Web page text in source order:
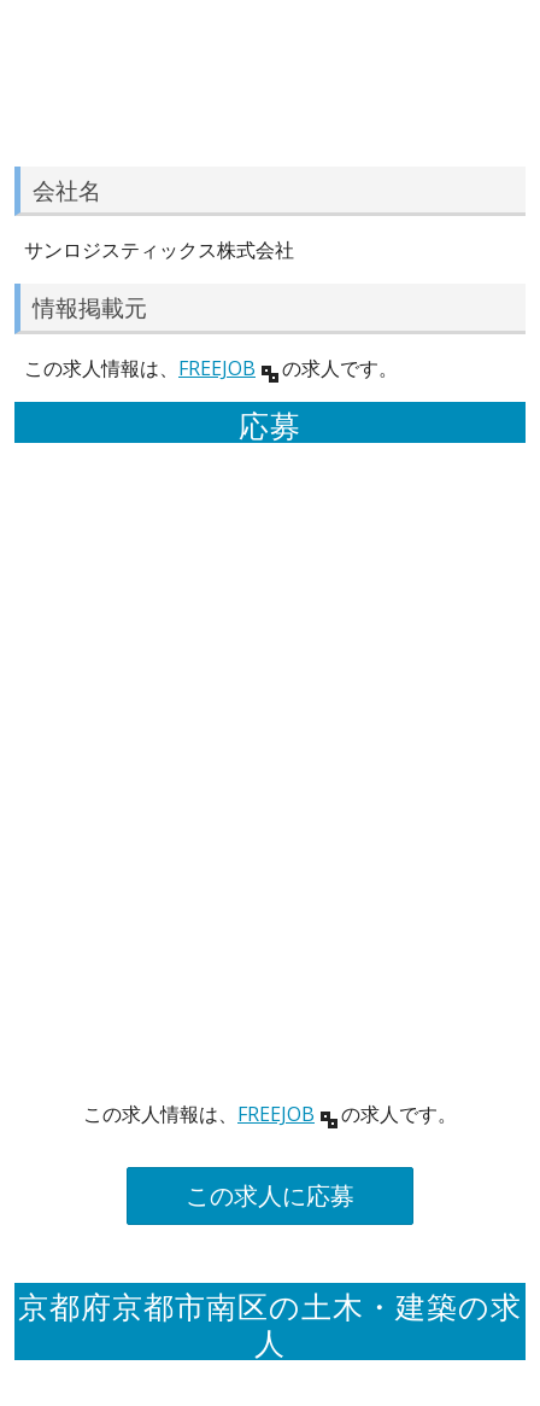
会社名
サンロジスティックス株式会社
情報掲載元
この求人情報は、 FREEJOB の求人です。
応募
この求人情報は、 FREEJOB の求人です。
この求人に応募
京都府京都市南区の土木・建築の求
人